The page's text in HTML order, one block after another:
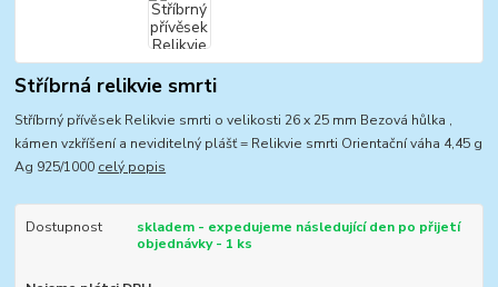
Stříbrná relikvie smrti
Stříbrný přívěsek Relikvie smrti o velikosti 26 x 25 mm Bezová hůlka ,
kámen vzkříšení a neviditelný plášť = Relikvie smrti Orientační váha 4,45 g
Ag 925/1000 celý popis
Dostupnost
skladem - expedujeme následující den po přijetí
objednávky - 1 ks